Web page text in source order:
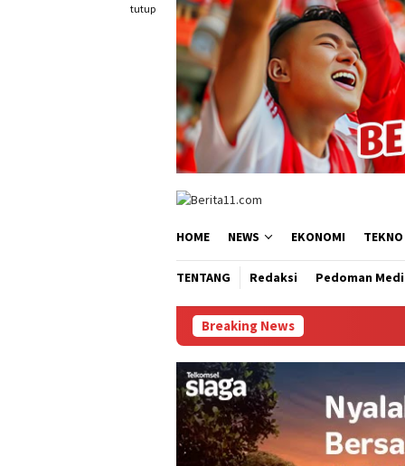
tutup
HOME NEWS EKONOMI TEKNO
TENTANG Redaksi Pedoman
Breaking News